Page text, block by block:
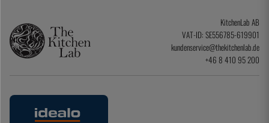
KitchenLab AB
VAT-ID: SE556785-619901
kundenservice@thekitchenlab.de
+46 8 410 95 200